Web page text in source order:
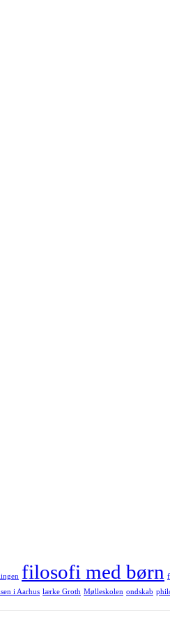
filosofi med børn
i Aarhus lærke Groth Mølleskolen ondskab